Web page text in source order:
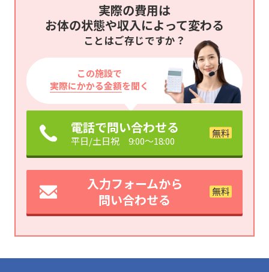
実際の費用は
お体の状態や収入によって変わる
ことはご存じですか？
この施設で
実際にかかる金額を聞く
電話で問い合わせる
平日/土日祝 9:00～18:00
入力フォームから
問い合わせる